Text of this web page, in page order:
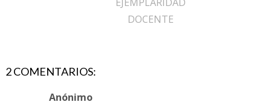
DOCENTE
2 COMENTARIOS:
Anónimo